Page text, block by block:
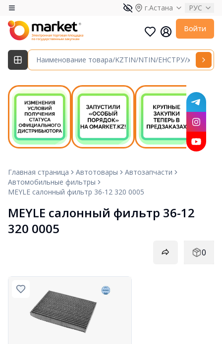
г.Астана РУС
Войти
Главная страница Автотовары
Автозапчасти
Автомобильные фильтры
MEYLE салонный фильтр 36-12 320 0005
MEYLE салонный фильтр 36-12
320 0005
0